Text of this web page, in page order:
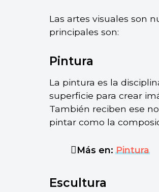
Las artes visuales son
principales son:
Pintura
La pintura es la
superficie para crear
También reciben ese
pintar como la
Más en:Pintura
Escultura